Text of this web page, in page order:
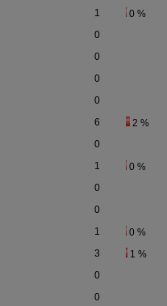
1 0 %
0
0
0
0
6 2 %
0
1 0 %
0
0
1 0 %
3 1 %
0
0